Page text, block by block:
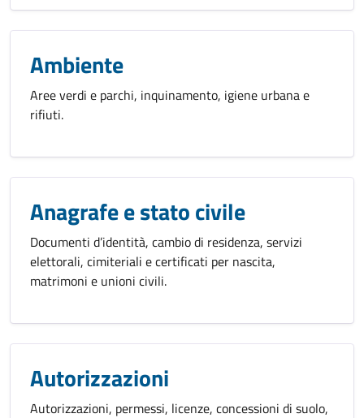
Ambiente
Aree verdi e parchi, inquinamento, igiene urbana e
rifiuti.
Anagrafe e stato civile
Documenti d’identità, cambio di residenza, servizi
elettorali, cimiteriali e certificati per nascita,
matrimoni e unioni civili.
Autorizzazioni
Autorizzazioni, permessi, licenze, concessioni di suolo,